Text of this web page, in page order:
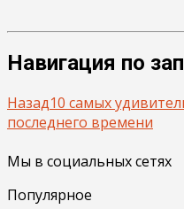
Навигация по
Назад10 самых
последнего времени
Мы в социальных сетях
Популярное